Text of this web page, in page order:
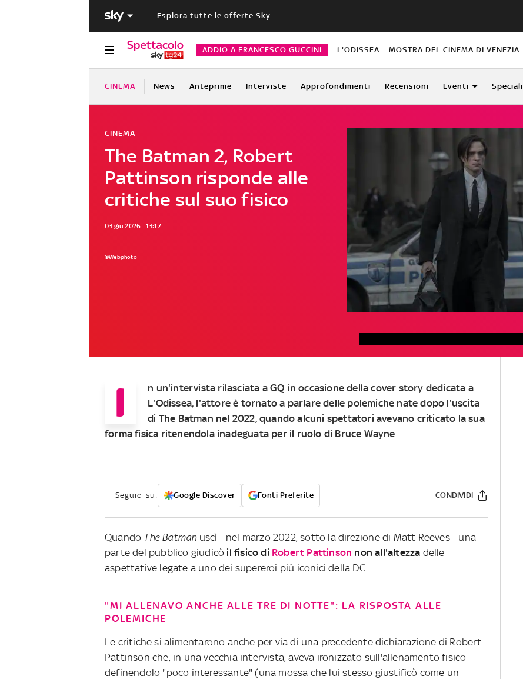
Esplora tutte le offerte Sky
ADDIO A FRANCESCO GUCCINI L'ODISSEA MOSTRA DEL CINEMA DI VENEZIA
CINEMA News Anteprime Interviste Approfondimenti Recensioni Eventi Speciali
The Batman 2, Robert
Pattinson risponde alle
critiche sul suo fisico
CINEMA
03 giu 2026 - 13:17
©Webphoto
I
n un'intervista rilasciata a GQ in occasione della cover story dedicata a
L'Odissea, l'attore è tornato a parlare delle polemiche nate dopo l'uscita
di The Batman nel 2022, quando alcuni spettatori avevano criticato la sua
forma fisica ritenendola inadeguata per il ruolo di Bruce Wayne
Seguici su: Google Discover Fonti Preferite CONDIVIDI
Quando The Batmanuscì - nel marzo 2022, sotto la direzione di Matt Reeves - una
parte del pubblico giudicò il fisico di Robert Pattinson non all'altezza delle
aspettative legate a uno dei supereroi più iconici della DC.
"MI ALLENAVO ANCHE ALLE TRE DI NOTTE": LA RISPOSTA ALLE
POLEMICHE
Le critiche si alimentarono anche per via di una precedente dichiarazione di Robert
Pattinson che, in una vecchia intervista, aveva ironizzato sull'allenamento fisico
definendolo "poco interessante" (una mossa che lui stesso giustificò come un